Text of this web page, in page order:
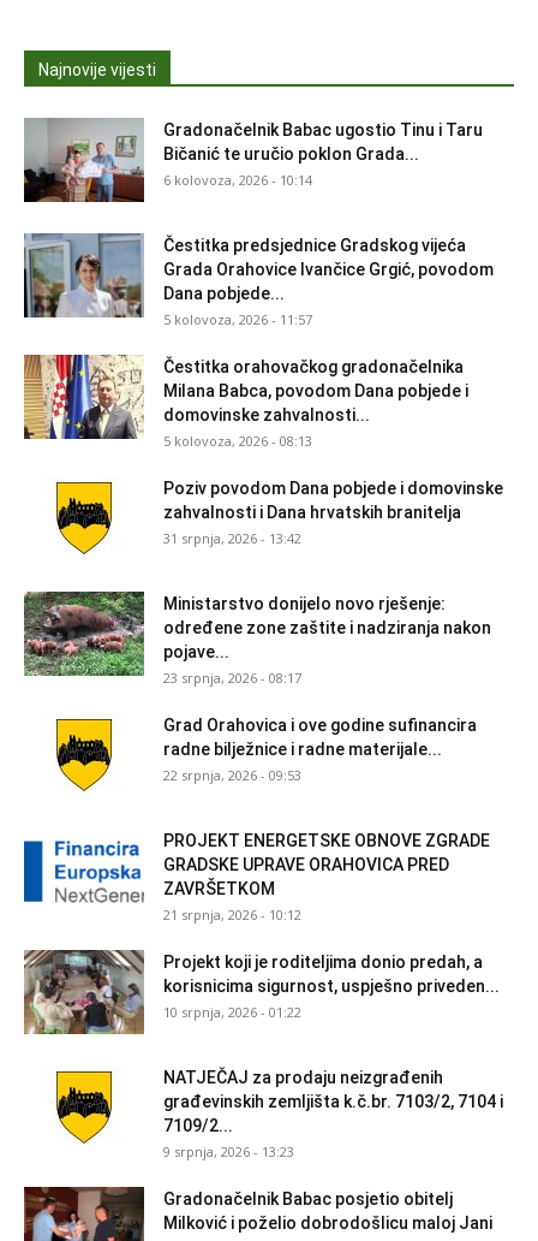
Najnovije vijesti
Gradonačelnik Babac ugostio Tinu i Taru
Bičanić te uručio poklon Grada...
6 kolovoza, 2026 - 10:14
Čestitka predsjednice Gradskog vijeća
Grada Orahovice Ivančice Grgić, povodom
Dana pobjede...
5 kolovoza, 2026 - 11:57
Čestitka orahovačkog gradonačelnika
Milana Babca, povodom Dana pobjede i
domovinske zahvalnosti...
5 kolovoza, 2026 - 08:13
Poziv povodom Dana pobjede i domovinske
zahvalnosti i Dana hrvatskih branitelja
31 srpnja, 2026 - 13:42
Ministarstvo donijelo novo rješenje:
određene zone zaštite i nadziranja nakon
pojave...
23 srpnja, 2026 - 08:17
Grad Orahovica i ove godine sufinancira
radne bilježnice i radne materijale...
22 srpnja, 2026 - 09:53
PROJEKT ENERGETSKE OBNOVE ZGRADE
GRADSKE UPRAVE ORAHOVICA PRED
ZAVRŠETKOM
21 srpnja, 2026 - 10:12
Projekt koji je roditeljima donio predah, a
korisnicima sigurnost, uspješno priveden...
10 srpnja, 2026 - 01:22
NATJEČAJ za prodaju neizgrađenih
građevinskih zemljišta k.č.br. 7103/2, 7104 i
7109/2...
9 srpnja, 2026 - 13:23
Gradonačelnik Babac posjetio obitelj
Milković i poželio dobrodošlicu maloj Jani